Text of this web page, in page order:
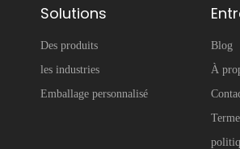
Solutions
Des produits
les industries
Emballage personnalisé
Blog
À